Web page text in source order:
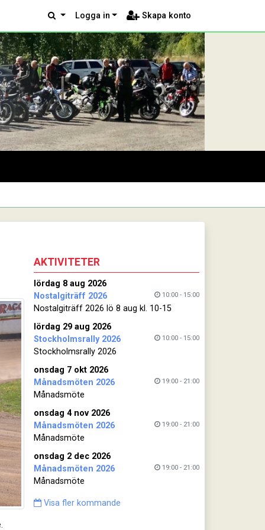
Logga in Skapa konto
AKTIVITETER
lördag 8 aug 2026
Nostalgiträff 2026
10:00 - 15:00
Nostalgiträff 2026 lö 8 aug kl. 10-15
lördag 29 aug 2026
Stockholmsrally 2026
10:00 - 15:00
Stockholmsrally 2026
onsdag 7 okt 2026
Månadsmöten 2026
19:00 - 21:00
Månadsmöte
onsdag 4 nov 2026
Månadsmöten 2026
19:00 - 21:00
Månadsmöte
onsdag 2 dec 2026
Månadsmöten 2026
19:00 - 21:00
Månadsmöte
Visa fler kommande